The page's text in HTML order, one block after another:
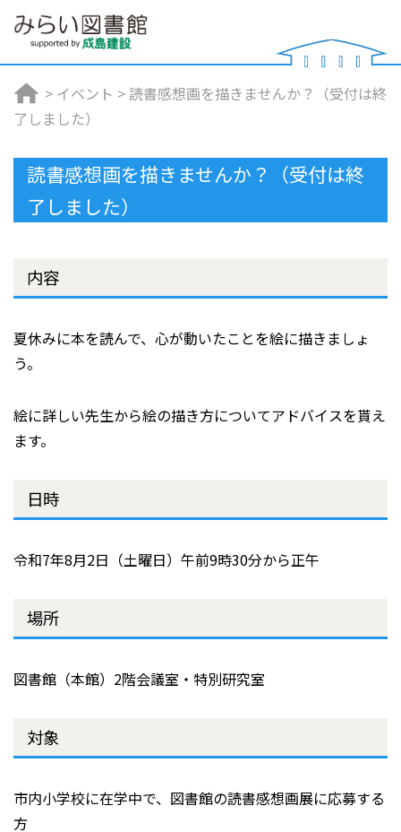
> イベント >読書感想画を描きませんか？（受付は終
了しました）
読書感想画を描きませんか？（受付は終
了しました）
内容
夏休みに本を読んで、心が動いたことを絵に描きましょ
う。
絵に詳しい先生から絵の描き方についてアドバイスを貰え
ます。
日時
令和7年8月2日（土曜日）午前9時30分から正午
場所
図書館（本館）2階会議室・特別研究室
対象
市内小学校に在学中で、図書館の読書感想画展に応募する
方